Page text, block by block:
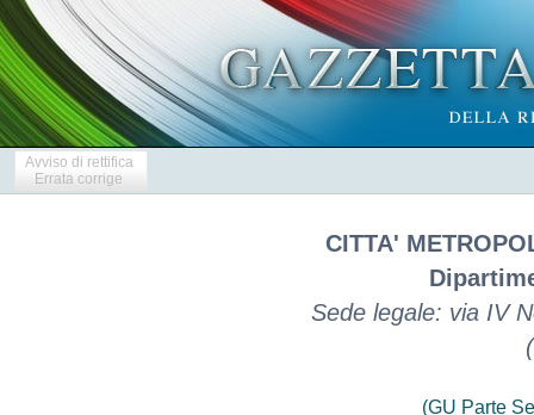
Avviso di rettifica
Errata corrige
CITTA'
Sede legale: via IV
(GU Parte